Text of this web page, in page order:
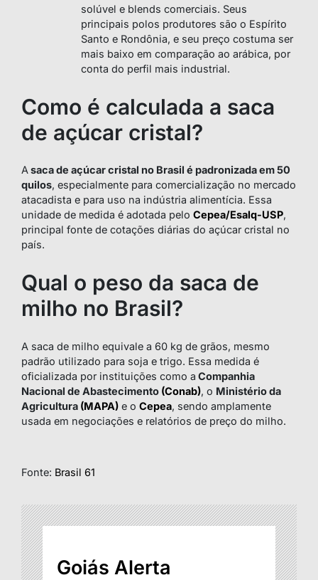
solúvel e blends comerciais. Seus
principais polos produtores são o Espírito
Santo e Rondônia, e seu preço costuma ser
mais baixo em comparação ao arábica, por
conta do perfil mais industrial.
Como é calculada a saca
de açúcar cristal?
Asaca de açúcar cristal no Brasil é padronizada em 50
quilos, especialmente para comercialização no mercado
atacadista e para uso na indústria alimentícia. Essa
unidade de medida é adotada pelo Cepea/Esalq-USP,
principal fonte de cotações diárias do açúcar cristal no
país.
Qual o peso da saca de
milho no Brasil?
A saca de milho equivale a 60 kg de grãos, mesmo
padrão utilizado para soja e trigo. Essa medida é
oficializada por instituições como a Companhia
Nacional de Abastecimento (Conab), o Ministério da
Agricultura (MAPA) e o Cepea, sendo amplamente
usada em negociações e relatórios de preço do milho.
Fonte: Brasil 61
Goiás Alerta